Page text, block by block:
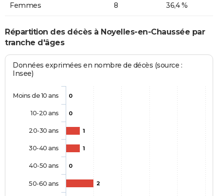
Femmes 8 36,4 %
Répartition des décès à Noyelles-en-Chaussée par
tranche d'âges
Données exprimées en nombre de décès (source :
Insee)
0
0
1
1
0
2
Moins de 10 ans
10-20 ans
20-30 ans
30-40 ans
40-50 ans
50-60 ans